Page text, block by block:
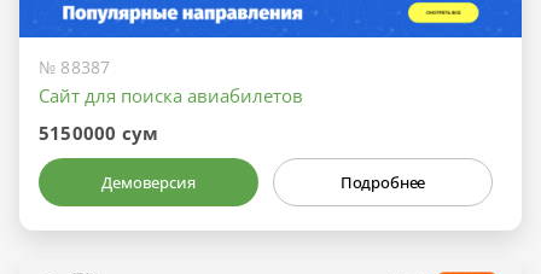
№ 88387
Сайт для поиска авиабилетов
5150000 сум
Демоверсия Подробнее